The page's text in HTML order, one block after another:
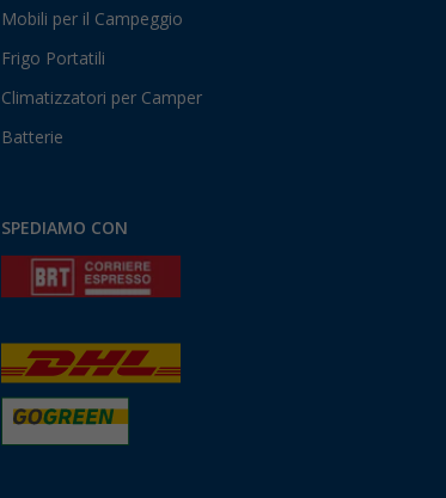
Mobili per il Campeggio
Frigo Portatili
Climatizzatori per Camper
Batterie
SPEDIAMO CON